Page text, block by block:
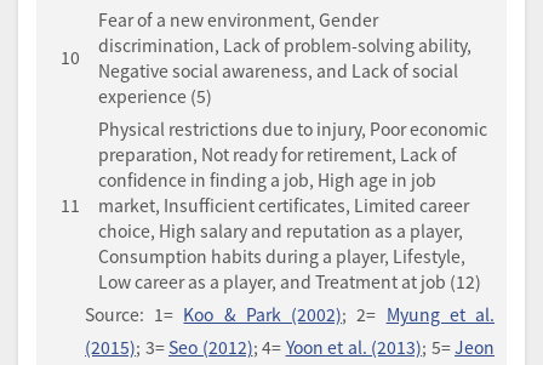
10
Fear of a new environment, Gender
discrimination, Lack of problem-solving ability,
Negative social awareness, and Lack of social
experience (5)
11
Physical restrictions due to injury, Poor economic
preparation, Not ready for retirement, Lack of
confidence in finding a job, High age in job
market, Insufficient certificates, Limited career
choice, High salary and reputation as a player,
Consumption habits during a player, Lifestyle,
Low career as a player, and Treatment at job (12)
Source: 1= Koo & Park (2002); 2= Myung et al.
(2015); 3= Seo (2012); 4= Yoon et al. (2013); 5=Jeon